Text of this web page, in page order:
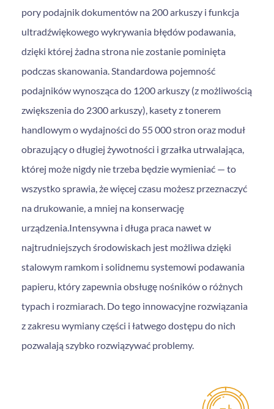
pory podajnik dokumentów na 200 arkuszy i funkcja
ultradźwiękowego wykrywania błędów podawania,
dzięki której żadna strona nie zostanie pominięta
podczas skanowania. Standardowa pojemność
podajników wynosząca do 1200 arkuszy (z możliwością
zwiększenia do 2300 arkuszy), kasety z tonerem
handlowym o wydajności do 55 000 stron oraz moduł
obrazujący o długiej żywotności i grzałka utrwalająca,
której może nigdy nie trzeba będzie wymieniać — to
wszystko sprawia, że więcej czasu możesz przeznaczyć
na drukowanie, a mniej na konserwację
urządzenia.Intensywna i długa praca nawet w
najtrudniejszych środowiskach jest możliwa dzięki
stalowym ramkom i solidnemu systemowi podawania
papieru, który zapewnia obsługę nośników o różnych
typach i rozmiarach. Do tego innowacyjne rozwiązania
z zakresu wymiany części i łatwego dostępu do nich
pozwalają szybko rozwiązywać problemy.